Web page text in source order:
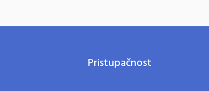
Pristupačnost